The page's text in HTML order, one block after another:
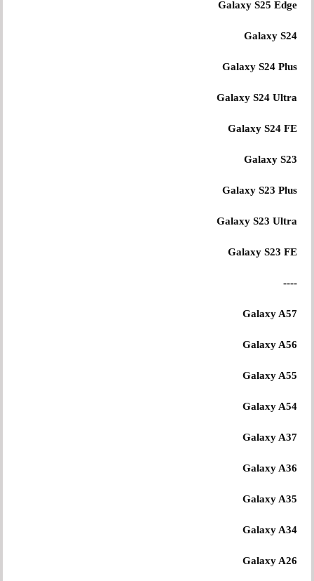
Galaxy S25 Edge
Galaxy S24
Galaxy S24 Plus
Galaxy S24 Ultra
Galaxy S24 FE
Galaxy S23
Galaxy S23 Plus
Galaxy S23 Ultra
Galaxy S23 FE
----
Galaxy A57
Galaxy A56
Galaxy A55
Galaxy A54
Galaxy A37
Galaxy A36
Galaxy A35
Galaxy A34
Galaxy A26